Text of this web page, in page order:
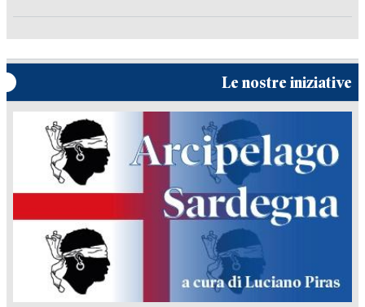
Le nostre iniziative